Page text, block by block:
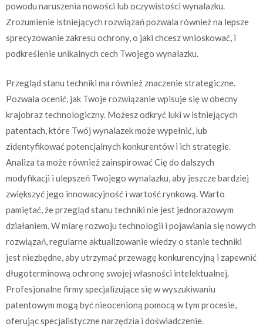
powodu naruszenia nowości lub oczywistości wynalazku.
Zrozumienie istniejących rozwiązań pozwala również na lepsze
sprecyzowanie zakresu ochrony, o jaki chcesz wnioskować, i
podkreślenie unikalnych cech Twojego wynalazku.
Przegląd stanu techniki ma również znaczenie strategiczne.
Pozwala ocenić, jak Twoje rozwiązanie wpisuje się w obecny
krajobraz technologiczny. Możesz odkryć luki w istniejących
patentach, które Twój wynalazek może wypełnić, lub
zidentyfikować potencjalnych konkurentów i ich strategie.
Analiza ta może również zainspirować Cię do dalszych
modyfikacji i ulepszeń Twojego wynalazku, aby jeszcze bardziej
zwiększyć jego innowacyjność i wartość rynkową. Warto
pamiętać, że przegląd stanu techniki nie jest jednorazowym
działaniem. W miarę rozwoju technologii i pojawiania się nowych
rozwiązań, regularne aktualizowanie wiedzy o stanie techniki
jest niezbędne, aby utrzymać przewagę konkurencyjną i zapewnić
długoterminową ochronę swojej własności intelektualnej.
Profesjonalne firmy specjalizujące się w wyszukiwaniu
patentowym mogą być nieocenioną pomocą w tym procesie,
oferując specjalistyczne narzędzia i doświadczenie.